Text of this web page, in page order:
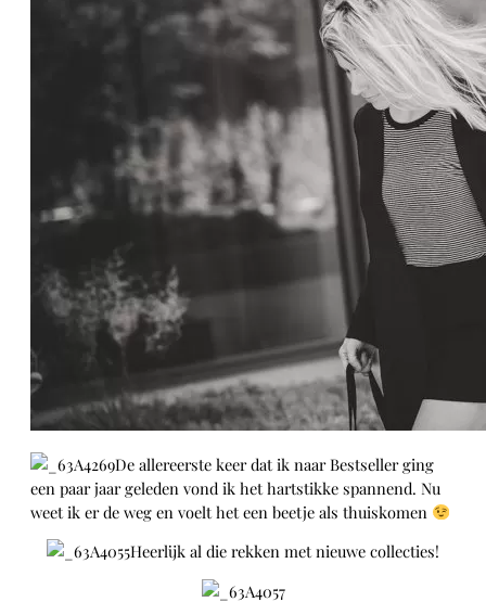
De allereerste keer dat ik naar Bestseller ging
een paar jaar geleden vond ik het hartstikke spannend. Nu
weet ik er de weg en voelt het een beetje als thuiskomen
Heerlijk al die rekken met nieuwe collecties!